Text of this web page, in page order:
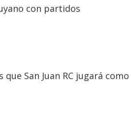
con partidos
San Juan RC jugará como